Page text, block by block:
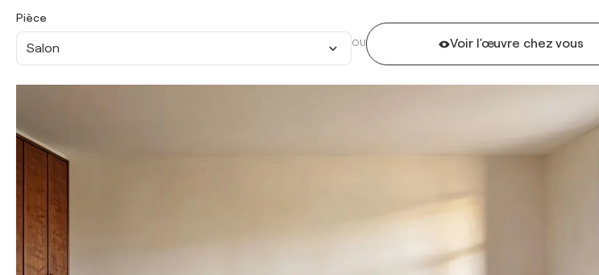
Pièce
Salon OU Voir l'œuvre chez vous